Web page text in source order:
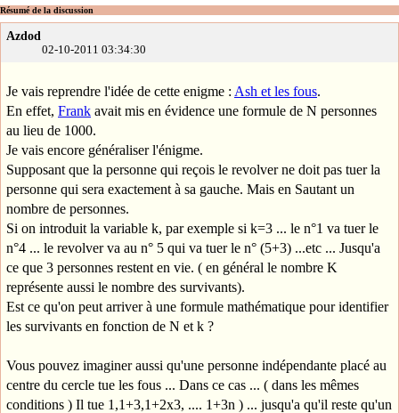
Résumé de la discussion
Azdod
02-10-2011 03:34:30
Je vais reprendre l'idée de cette enigme : Ash et les fous.
En effet, Frank avait mis en évidence une formule de N personnes
au lieu de 1000.
Je vais encore généraliser l'énigme.
Supposant que la personne qui reçois le revolver ne doit pas tuer la
personne qui sera exactement à sa gauche. Mais en Sautant un
nombre de personnes.
Si on introduit la variable k, par exemple si k=3 ... le n°1 va tuer le
n°4 ... le revolver va au n° 5 qui va tuer le n° (5+3) ...etc ... Jusqu'a
ce que 3 personnes restent en vie. ( en général le nombre K
représente aussi le nombre des survivants).
Est ce qu'on peut arriver à une formule mathématique pour identifier
les survivants en fonction de N et k ?
Vous pouvez imaginer aussi qu'une personne indépendante placé au
centre du cercle tue les fous ... Dans ce cas ... ( dans les mêmes
conditions ) Il tue 1,1+3,1+2x3, .... 1+3n ) ... jusqu'a qu'il reste qu'un